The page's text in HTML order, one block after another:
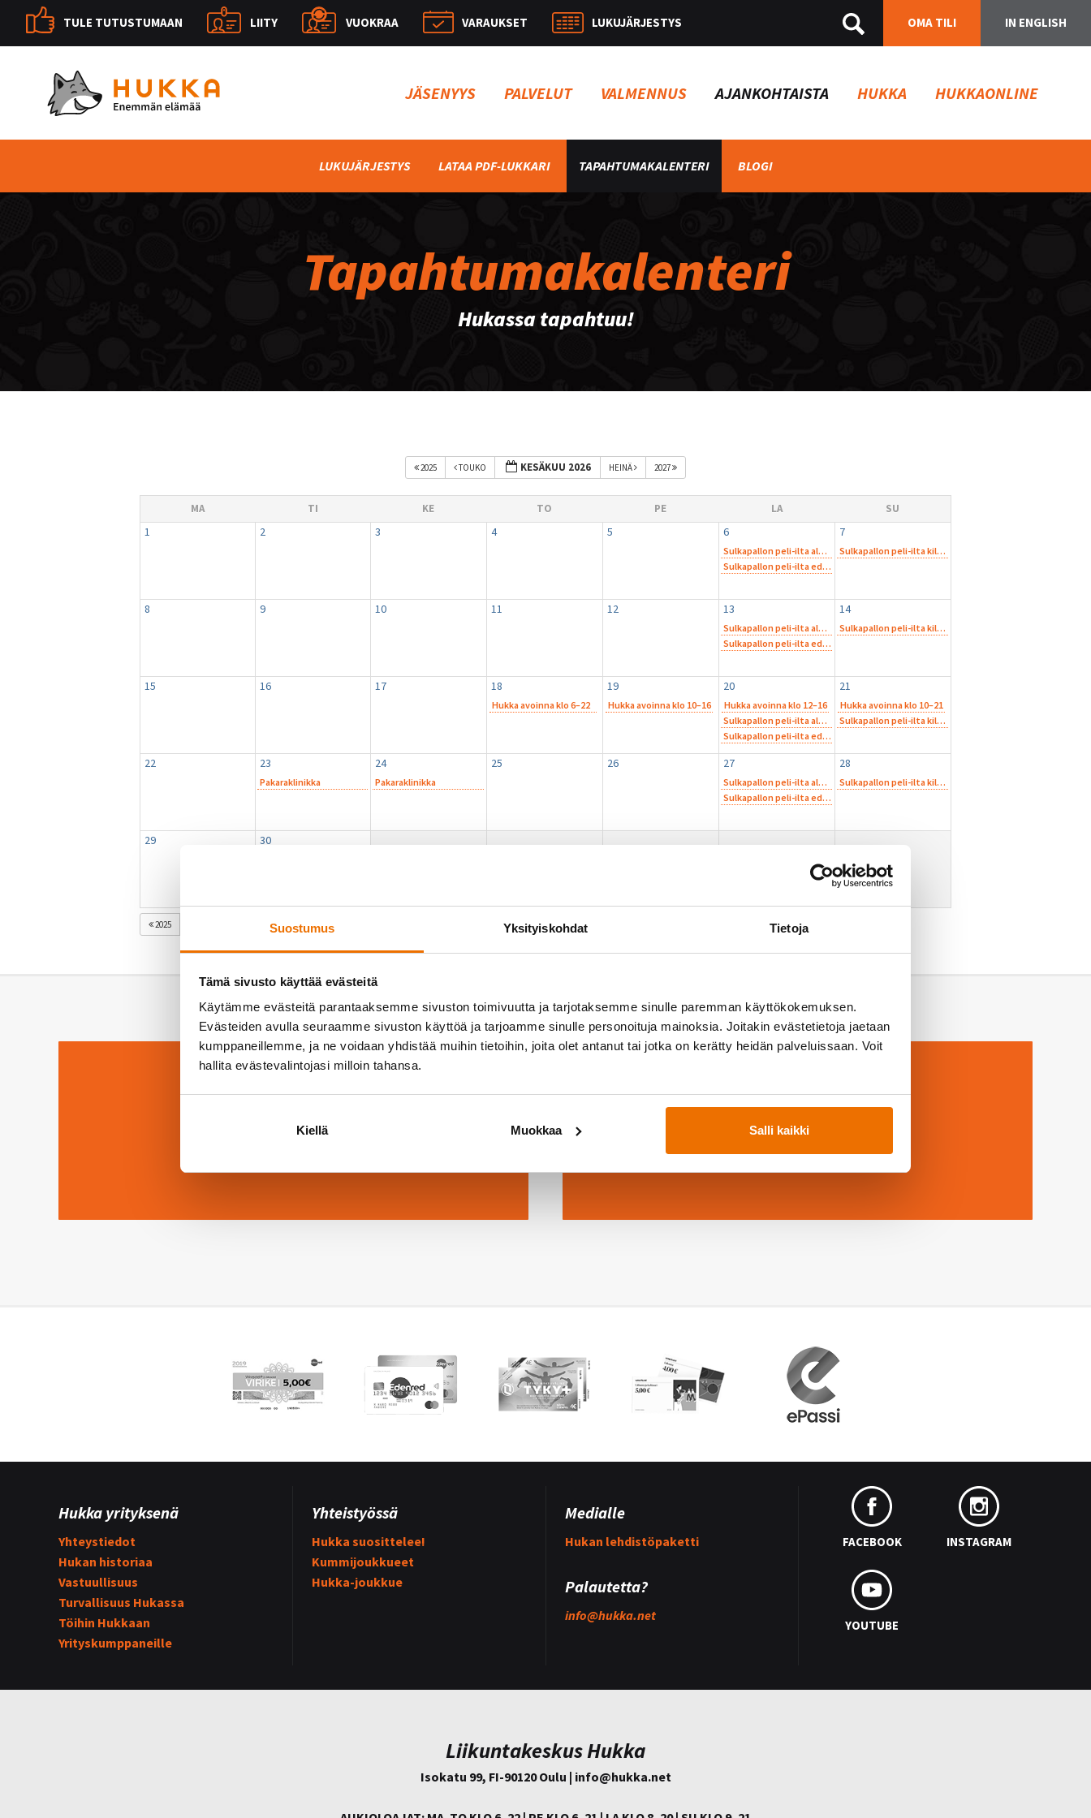
Suostumus Yksityiskohdat Tietoja
Tämä sivusto käyttää evästeitä
Käytämme evästeitä parantaaksemme sivuston toimivuutta ja tarjotaksemme sinulle paremman käyttökokemuksen.
Evästeiden avulla seuraamme sivuston käyttöä ja tarjoamme sinulle personoituja mainoksia. Joitakin evästetietoja jaetaan
kumppaneillemme, ja ne voidaan yhdistää muihin tietoihin, joita olet antanut tai jotka on kerätty heidän palveluissaan. Voit
hallita evästevalintojasi milloin tahansa.
Kiellä Muokkaa Salli kaikki
TULE TUTUSTUMAAN LIITY VUOKRAA VARAUKSET LUKUJÄRJESTYS OMA TILI IN ENGLISH
JÄSENYYS PALVELUT VALMENNUS AJANKOHTAISTA HUKKA HUKKAONLINE
LUKUJÄRJESTYS LATAA PDF-LUKKARI TAPAHTUMAKALENTERI BLOGI
Tapahtumakalenteri
Hukassa tapahtuu!
2025 TOUKO KESÄKUU 2026 HEINÄ 2027
MA TI KE TO PE LA SU
1 2 3 4 5 6
Sulkapallon peli-ilta aloitteleville harrastelijoille 12.00
Sulkapallon peli-ilta edistyneemmille harrastelijoille
7
Sulkapallon peli-ilta kilpapelaajille
8 9 10 11 12 13
Sulkapallon peli-ilta aloitteleville harrastelijoille 12.00
Sulkapallon peli-ilta edistyneemmille harrastelijoille
14
Sulkapallon peli-ilta kilpapelaajille
15 16 17 18
Hukka avoinna klo 6–22
19
Hukka avoinna klo 10–16
20
Hukka avoinna klo 12–16
Sulkapallon peli-ilta aloitteleville harrastelijoille
12.00
Sulkapallon peli-ilta edistyneemmille harrastelijoille
21
Hukka avoinna klo 10–21
Sulkapallon peli-ilta kilpapelaajille
22 23
Pakaraklinikka 17.00
24
Pakaraklinikka
25 26 27
Sulkapallon peli-ilta aloitteleville harrastelijoille 12.00
Sulkapallon peli-ilta edistyneemmille harrastelijoille
28
Sulkapallon peli-ilta kilpapelaajille
29 30
2025 KESÄKUU 2026
Hukka yrityksenä
Yhteystiedot
Hukan historiaa
Vastuullisuus
Turvallisuus Hukassa
Töihin Hukkaan
Yrityskumppaneille
Yhteistyössä
Hukka suosittelee!
Kummijoukkueet
Hukka-joukkue
Medialle
Hukan lehdistöpaketti
Palautetta?
info@hukka.net
FACEBOOK INSTAGRAM
YOUTUBE
Liikuntakeskus Hukka
Isokatu 99, FI-90120 Oulu | info@hukka.net